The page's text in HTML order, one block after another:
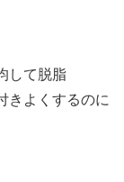
して脱脂
きよくするのに